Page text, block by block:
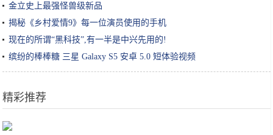
金立史上最强怪兽级新品
揭秘《乡村爱情9》每一位演员使用的手机
现在的所谓“黑科技”,有一半是中兴先用的!
缤纷的棒棒糖 三星 Galaxy S5 安卓 5.0 短体验视频
精彩推荐